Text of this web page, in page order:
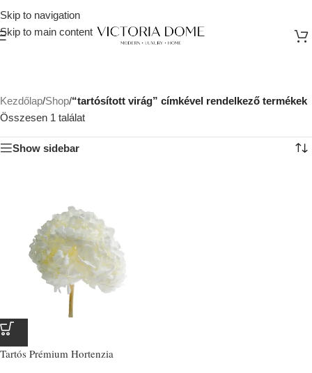
Skip to navigation
Skip to main content
Kezdőlap/Shop/“tartósított virág” címkével rendelkező termékek
Összesen 1 találat
Show sidebar
Tartós Prémium Hortenzia